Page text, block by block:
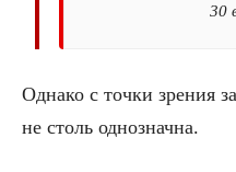
30
Однако с точки зрения
не столь однозначна.